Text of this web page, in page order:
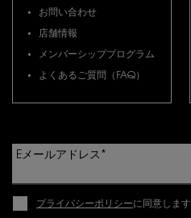
お問い合わせ
店舗情報
メンバーシッププログラム
よくあるご質問（FAQ）
Eメールアドレス *
プライバシーポリシーに同意します